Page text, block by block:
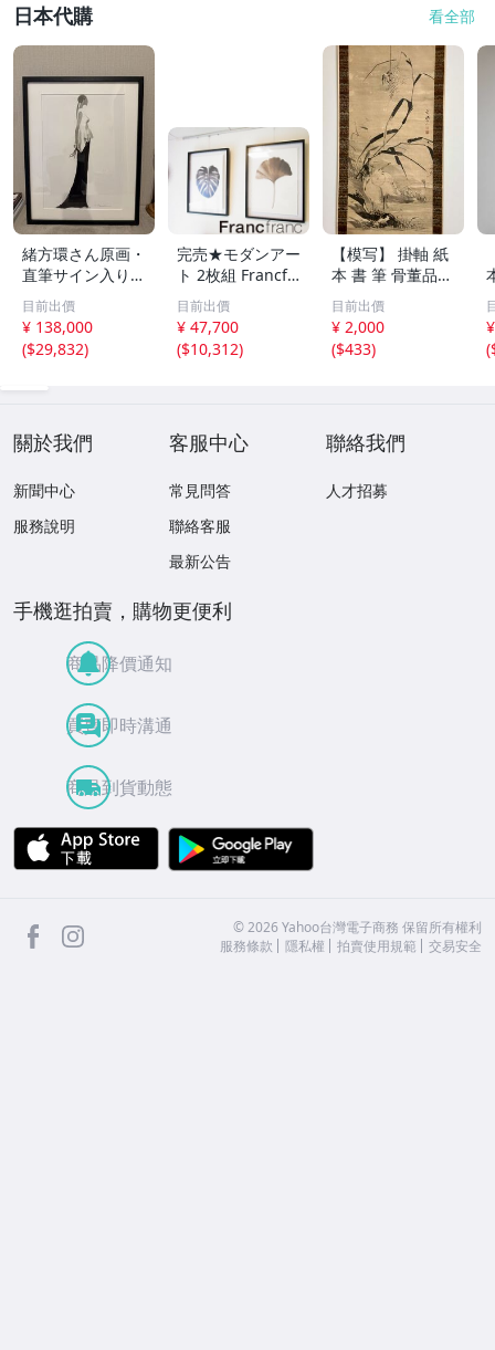
日本代購 看全部
緒方環さん原画・
直筆サイン入り・
フレーム付き・真
作。墨画。
目前出價
¥ 138,000
($29,832)
完売★モダンアー
ト 2枚組 Francfr
anc フランフラン
モノクロームサマ
ー アートプリン
ト サイズ 63×84
目前出價
¥ 47,700
($10,312)
【模写】 掛軸 紙
本 書 筆 骨董品
美術 水墨画 430
目前出價
¥ 2,000
($433)
(
關於我們
新聞中心
服務說明
客服中心
常見問答
聯絡客服
最新公告
聯絡我們
人才招募
手機逛拍賣，購物更便利
商品降價通知
買賣即時溝通
商品到貨動態
APP Store
facebook ©2026 Yahoo台灣電子商務 保留所有權利
服務條款
隱私權 拍賣使用規範 交易安全